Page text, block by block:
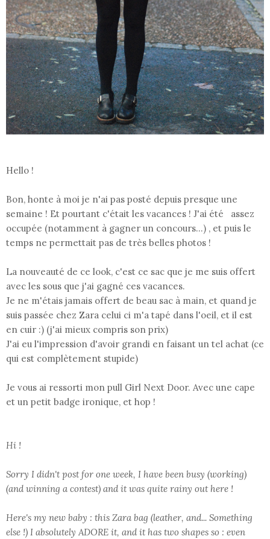
Hello !
Bon, honte à moi je n'ai pas posté depuis presque une
semaine ! Et pourtant c'était les vacances ! J'ai été assez
occupée (notamment à gagner un concours...) , et puis le
temps ne permettait pas de très belles photos !
La nouveauté de ce look, c'est ce sac que je me suis offert
avec les sous que j'ai gagné ces vacances.
Je ne m'étais jamais offert de beau sac à main, et quand je
suis passée chez Zara celui ci m'a tapé dans l'oeil, et il est
en cuir :) (j'ai mieux compris son prix)
J'ai eu l'impression d'avoir grandi en faisant un tel achat (ce
qui est complètement stupide)
Je vous ai ressorti mon pull Girl Next Door. Avec une cape
et un petit badge ironique, et hop !
Hi !
Sorry I didn't post for one week, I have been busy (working)
(and winning a contest) and it was quite rainy out here !
Here's my new baby : this Zara bag (leather, and... Something
else !) I absolutely ADORE it, and it has two shapes so : even